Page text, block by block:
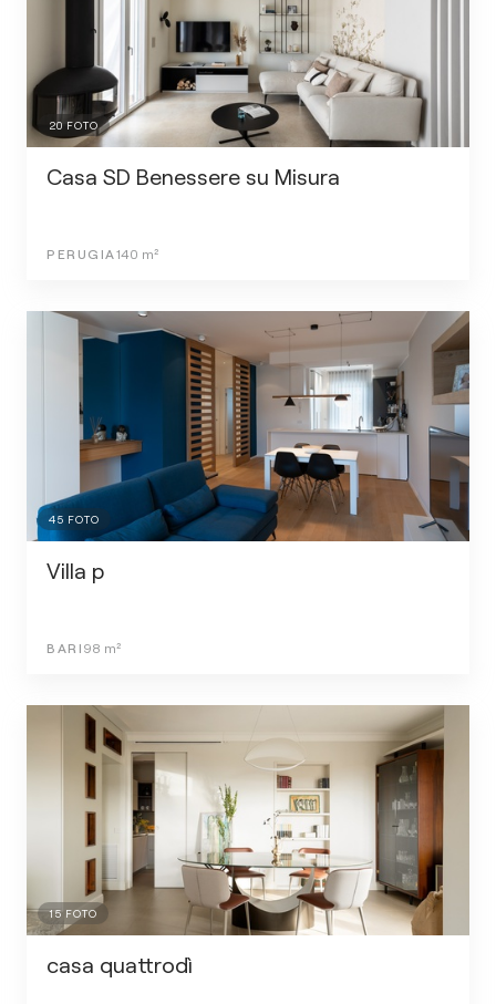
20FOTO
Casa SD Benessere su Misura
PERUGIA 140 m²
45 FOTO
Villa p
BARI 98 m²
15FOTO
casa quattrodì